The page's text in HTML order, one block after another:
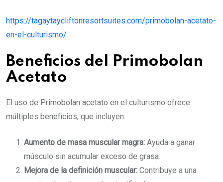
https://tagaytaycliftonresortsuites.com/primobolan-acetato-
en-el-culturismo/
Beneficios del Primobolan
Acetato
El uso de Primobolan acetato en el culturismo ofrece
múltiples beneficios, que incluyen:
Aumento de masa muscular magra: Ayuda a ganar
músculo sin acumular exceso de grasa.
Mejora de la definición muscular: Contribuye a una